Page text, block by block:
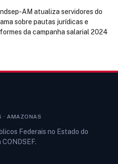
AM atualiza servidores do
sobre pautas jurídicas e
da campanha salarial 2024
· AMAZONAS
Federais no Estado do